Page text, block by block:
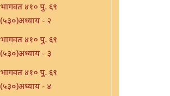
भागवत ४१० पु. ६९
(५३०)अध्याय - २
भागवत ४१० पु. ६९
(५३०)अध्याय - ३
भागवत ४१० पु. ६९
(५३०)अध्याय - ४